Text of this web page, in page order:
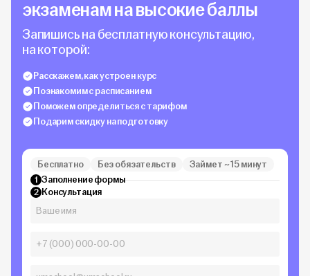
экзаменам на высокие баллы
Запишись на бесплатную консультацию,
на которой:
Расскажем, как устроен курс
Познакомим с расписанием
Поможем определиться с тарифом
Подарим скидку на подготовку
Бесплатно Без обязательств Займет ~ 15 минут
1 Заполнение формы
2 Консультация